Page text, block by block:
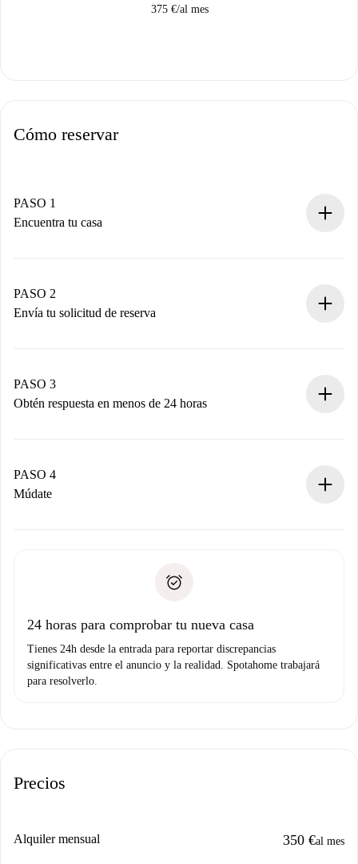
375 €/al mes
Cómo reservar
PASO 1
Encuentra tu casa
Tienes toda la información necesaria por adelantado.
PASO 2
Envía tu solicitud de reserva
propietario acepte.
PASO 3
Obtén respuesta en menos de 24 horas
contacto con el propietario.
Si es rechazada: No te haremos ningún cargo y te
Prueba de solvencia
PASO 4
Múdate
no nos comunicas ningún problema.
24 horas para comprobar tu nueva casa
Tienes 24h desde la entrada para reportar discrepancias
significativas entre el anuncio y la realidad. Spotahome trabajará
para resolverlo.
Precios
Alquiler mensual 350 €al mes